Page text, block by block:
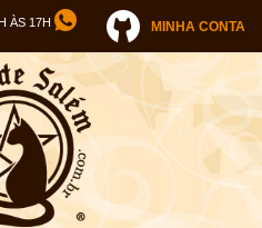
ÀS 17H MINHA CONTA